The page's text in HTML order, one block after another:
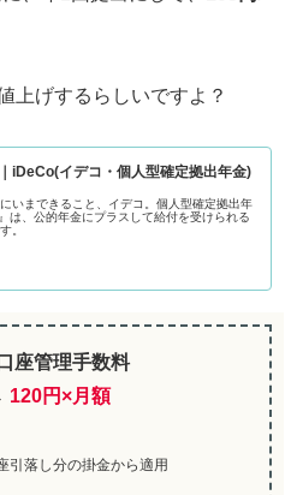
上げするらしいですよ？
iDeCo(イデコ・個人型確定拠出年金)
いまできること、イデコ。個人型確定拠出年
は、公的年金にプラスして給付を受けられる
。
口座管理手数料
120円×月額
引落し分の掛金から適用